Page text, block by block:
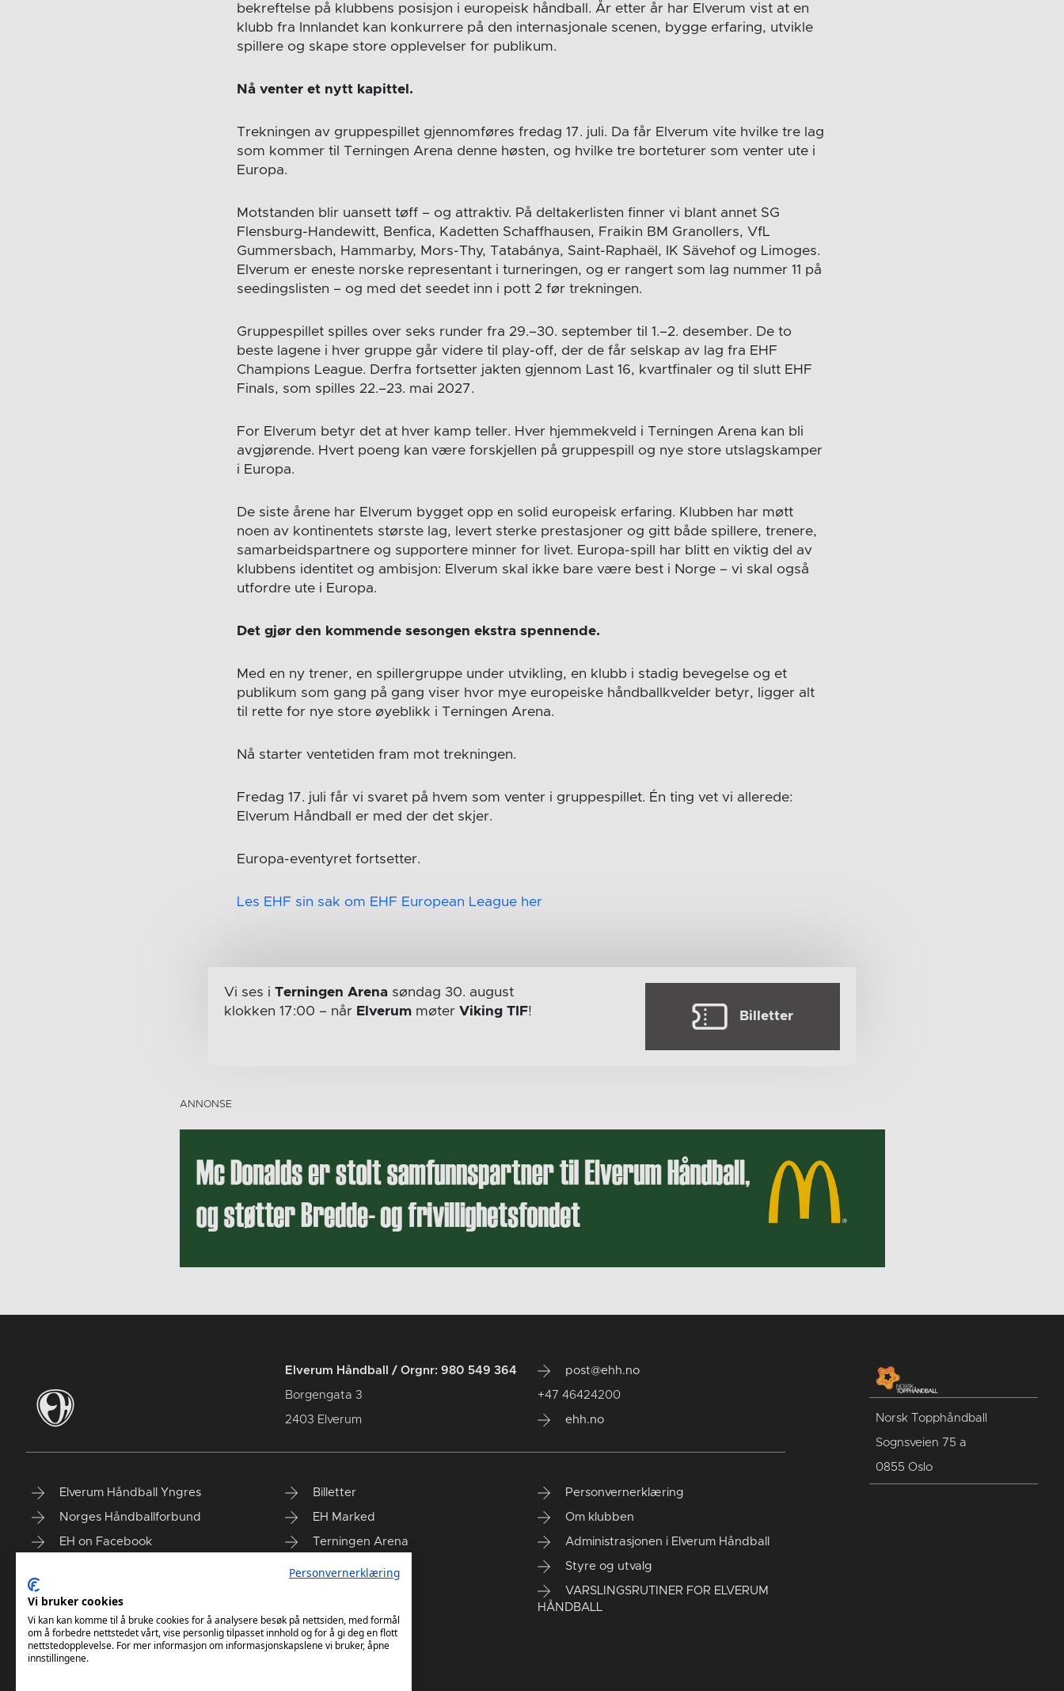
bekreftelse på klubbens posisjon i europeisk håndball. År etter år har Elverum vist at en
klubb fra Innlandet kan konkurrere på den internasjonale scenen, bygge erfaring, utvikle
spillere og skape store opplevelser for publikum.
Nå venter et nytt kapittel.
Trekningen av gruppespillet gjennomføres fredag 17. juli. Da får Elverum vite hvilke tre lag
som kommer til Terningen Arena denne høsten, og hvilke tre borteturer som venter ute i
Europa.
Motstanden blir uansett tøff – og attraktiv. På deltakerlisten finner vi blant annet SG
Flensburg-Handewitt, Benfica, Kadetten Schaffhausen, Fraikin BM Granollers, VfL
Gummersbach, Hammarby, Mors-Thy, Tatabánya, Saint-Raphaël, IK Sävehof og Limoges.
Elverum er eneste norske representant i turneringen, og er rangert som lag nummer 11 på
seedingslisten – og med det seedet inn i pott 2 før trekningen.
Gruppespillet spilles over seks runder fra 29.–30. september til 1.–2. desember. De to
beste lagene i hver gruppe går videre til play-off, der de får selskap av lag fra EHF
Champions League. Derfra fortsetter jakten gjennom Last 16, kvartfinaler og til slutt EHF
Finals, som spilles 22.–23. mai 2027.
For Elverum betyr det at hver kamp teller. Hver hjemmekveld i Terningen Arena kan bli
avgjørende. Hvert poeng kan være forskjellen på gruppespill og nye store utslagskamper
i Europa.
De siste årene har Elverum bygget opp en solid europeisk erfaring. Klubben har møtt
noen av kontinentets største lag, levert sterke prestasjoner og gitt både spillere, trenere,
samarbeidspartnere og supportere minner for livet. Europa-spill har blitt en viktig del av
klubbens identitet og ambisjon: Elverum skal ikke bare være best i Norge – vi skal også
utfordre ute i Europa.
Det gjør den kommende sesongen ekstra spennende.
Med en ny trener, en spillergruppe under utvikling, en klubb i stadig bevegelse og et
publikum som gang på gang viser hvor mye europeiske håndballkvelder betyr, ligger alt
til rette for nye store øyeblikk i Terningen Arena.
Nå starter ventetiden fram mot trekningen.
Fredag 17. juli får vi svaret på hvem som venter i gruppespillet. Én ting vet vi allerede:
Elverum Håndball er med der det skjer.
Europa-eventyret fortsetter.
Les EHF sin sak om EHF European League her
Vi ses i Terningen Arenasøndag 30. august
klokken 17:00 – når Elverummøter Viking TIF! Billetter
Elverum Håndball / Orgnr: 980 549 364
Borgengata 3
2403 Elverum
post@ehh.no
+47 46424200
ehh.no
Elverum Håndball Yngres
Norges Håndballforbund
EH on Facebook
Billetter
EH Marked
Terningen Arena
Finn vårt kontor
Personvernerklæring
Om klubben
Administrasjonen i Elverum Håndball
Styre og utvalg
VARSLINGSRUTINER FOR ELVERUM
HÅNDBALL
Norsk Topphåndball
Sognsveien 75 a
0855 Oslo
Personvernerklæring
Vi bruker cookies
Vi kan kan komme til å bruke cookies for å analysere besøk på nettsiden, med formål
om å forbedre nettstedet vårt, vise personlig tilpasset innhold og for å gi deg en flott
nettstedopplevelse. For mer informasjon om informasjonskapslene vi bruker, åpne
innstillingene.